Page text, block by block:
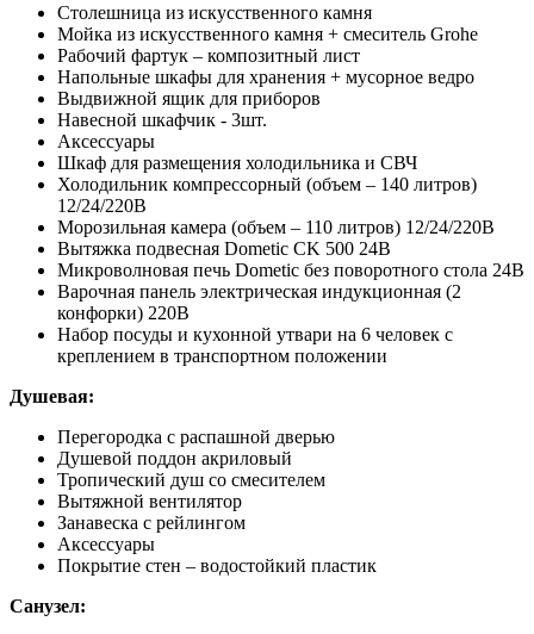
Столешница из искусственного камня
Мойка из искусственного камня + смеситель Grohe
Рабочий фартук – композитный лист
Напольные шкафы для хранения + мусорное ведро
Выдвижной ящик для приборов
Навесной шкафчик - 3шт.
Аксессуары
Шкаф для размещения холодильника и СВЧ
Холодильник компрессорный (объем – 140 литров)
12/24/220В
Морозильная камера (объем – 110 литров) 12/24/220В
Вытяжка подвесная Dometic CK 500 24В
Микроволновая печь Dometic без поворотного стола 24В
Варочная панель электрическая индукционная (2
конфорки) 220В
Набор посуды и кухонной утвари на 6 человек с
креплением в транспортном положении
Душевая:
Перегородка с распашной дверью
Душевой поддон акриловый
Тропический душ со смесителем
Вытяжной вентилятор
Занавеска с рейлингом
Аксессуары
Покрытие стен – водостойкий пластик
Санузел: